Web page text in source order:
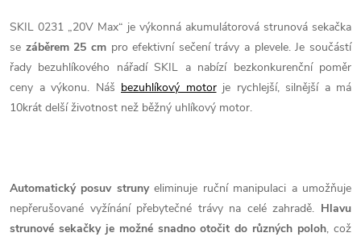
SKIL 0231 „20V Max“ je výkonná akumulátorová strunová sekačka
se záběrem 25 cmpro efektivní sečení trávy a plevele. Je součástí
řady bezuhlíkového nářadí SKIL a nabízí bezkonkurenční poměr
ceny a výkonu. Náš bezuhlíkový motorje rychlejší, silnější a má
10krát delší životnost než běžný uhlíkový motor.
Automatický posuv strunyeliminuje ruční manipulaci a umožňuje
nepřerušované vyžínání přebytečné trávy na celé zahradě. Hlavu
strunové sekačky je možné snadno otočit do různých poloh, což